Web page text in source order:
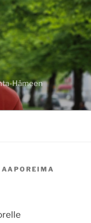
Hämeen
AAPOREIMA